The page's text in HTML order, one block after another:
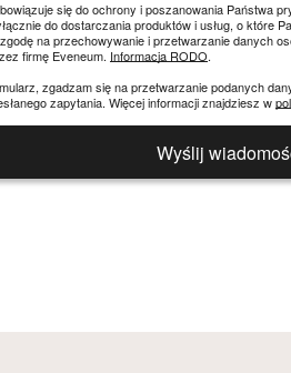
się do ochrony i poszanowania Państwa
do dostarczania produktów i usług, o które
na przechowywanie i przetwarzanie danych
firmę Eveneum. Informacja RODO.
zgadzam się na przetwarzanie podanych
zapytania. Więcej informacji znajdziesz w
Wyślij